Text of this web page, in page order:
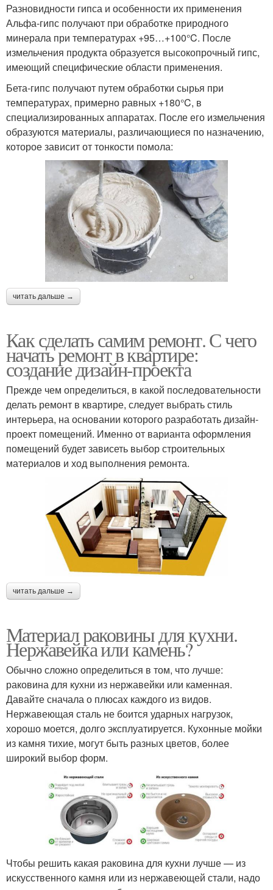
Разновидности гипса и особенности их применения
Альфа-гипс получают при обработке природного
минерала при температурах +95…+100°C. После
измельчения продукта образуется высокопрочный гипс,
имеющий специфические области применения.
Бета-гипс получают путем обработки сырья при
температурах, примерно равных +180°C, в
специализированных аппаратах. После его измельчения
образуются материалы, различающиеся по назначению,
которое зависит от тонкости помола:
читать дальше →
Как сделать самим ремонт. С чего
начать ремонт в квартире:
создание дизайн-проекта
Прежде чем определиться, в какой последовательности
делать ремонт в квартире, следует выбрать стиль
интерьера, на основании которого разработать дизайн-
проект помещений. Именно от варианта оформления
помещений будет зависеть выбор строительных
материалов и ход выполнения ремонта.
читать дальше →
Материал раковины для кухни.
Нержавейка или камень?
Обычно сложно определиться в том, что лучше:
раковина для кухни из нержавейки или каменная.
Давайте сначала о плюсах каждого из видов.
Нержавеющая сталь не боится ударных нагрузок,
хорошо моется, долго эксплуатируется. Кухонные мойки
из камня тихие, могут быть разных цветов, более
широкий выбор форм.
Чтобы решить какая раковина для кухни лучше — из
искусственного камня или из нержавеющей стали, надо